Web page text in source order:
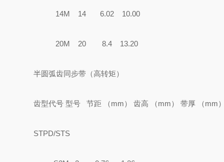
14M 14 6.02 10.00
20M 20 8.4 13.20
半圆弧齿同步带（高转矩）
齿型代号 型号 节距 （mm） 齿高 （mm） 带厚 （
STPD/STS